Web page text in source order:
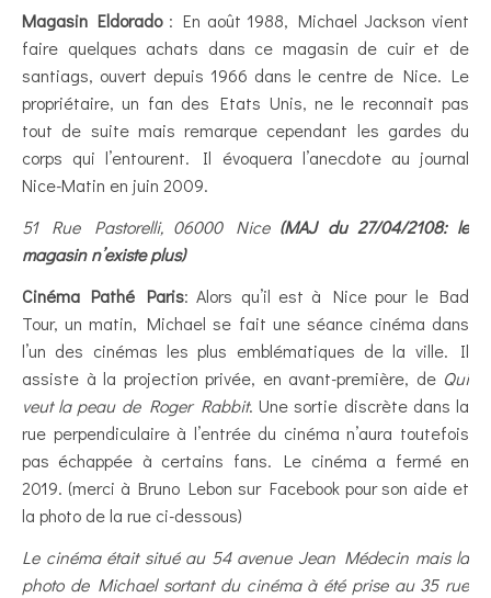
Magasin Eldorado: En août 1988, Michael Jackson vient
faire quelques achats dans ce magasin de cuir et de
santiags, ouvert depuis 1966 dans le centre de Nice. Le
propriétaire, un fan des Etats Unis, ne le reconnait pas
tout de suite mais remarque cependant les gardes du
corps qui l’entourent. Il évoquera l’anecdote au journal
Nice-Matin en juin 2009.
51 Rue Pastorelli, 06000 Nice (MAJ du 27/04/2108: le
magasin n’existe plus)
Cinéma Pathé Paris: Alors qu’il est à Nice pour le Bad
Tour, un matin, Michael se fait une séance cinéma dans
l’un des cinémas les plus emblématiques de la ville. Il
assiste à la projection privée, en avant-première, de Qui
veut la peau de Roger Rabbit. Une sortie discrète dans la
rue perpendiculaire à l’entrée du cinéma n’aura toutefois
pas échappée à certains fans. Le cinéma a fermé en
2019. (merci à Bruno Lebon sur Facebook pour son aide et
la photo de la rue ci-dessous)
Le cinéma était situé au 54 avenue Jean Médecin mais la
photo de Michael sortant du cinéma à été prise au 35 rue